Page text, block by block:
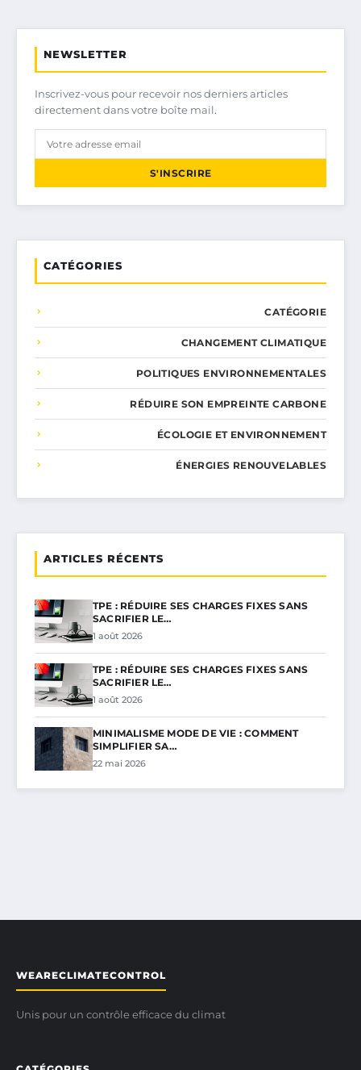
NEWSLETTER
Inscrivez-vous pour recevoir nos derniers articles
directement dans votre boîte mail.
S'INSCRIRE
CATÉGORIES
CATÉGORIE
CHANGEMENT CLIMATIQUE
POLITIQUES ENVIRONNEMENTALES
RÉDUIRE SON EMPREINTE CARBONE
ÉCOLOGIE ET ENVIRONNEMENT
ÉNERGIES RENOUVELABLES
ARTICLES RÉCENTS
TPE : RÉDUIRE SES CHARGES FIXES SANS
SACRIFIER LE…
1 août 2026
TPE : RÉDUIRE SES CHARGES FIXES SANS
SACRIFIER LE…
1 août 2026
MINIMALISME MODE DE VIE : COMMENT
SIMPLIFIER SA…
22 mai 2026
WEARECLIMATECONTROL
Unis pour un contrôle efficace du climat